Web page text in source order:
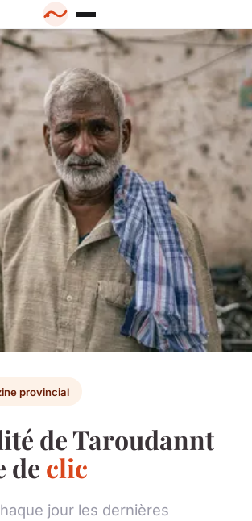
provincial
de Taroudannt
de clic
jour les dernières